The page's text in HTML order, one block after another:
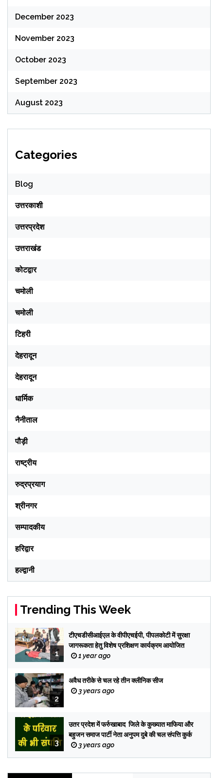
December 2023
November 2023
October 2023
September 2023
August 2023
Categories
Blog
उत्तरकाशी
उत्तरप्रदेश
उत्तराखंड
कोटद्वार
चमोली
चमोली
टिहरी
देहरादून
देहरादून
धार्मिक
नैनीताल
पौड़ी
राष्ट्रीय
रुद्रप्रयाग
श्रीनगर
सम्पादकीय
हरिद्वार
हल्द्वानी
Trending This Week
1
टीएचडीसीआईएल के वीपीएचईपी, पीपलकोटी में सुरक्षा
जागरूकता हेतु विशेष प्रशिक्षण कार्यक्रम आयोजित
1 year ago
2
अवैध तरीके से चल रहे तीन क्लीनिक सीज
3 years ago
3
उतर प्रदेश में फर्रुखाबाद जिले के कुख्यात माफिया और
बहुजन समाज पार्टी नेता अनुपम दुबे की चल संपत्ति कुर्क
3 years ago